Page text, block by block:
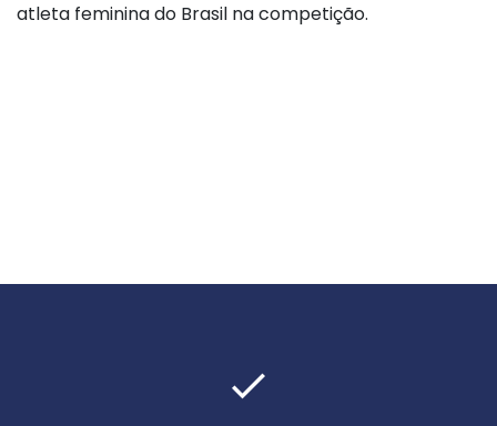
atleta feminina do Brasil na competição.